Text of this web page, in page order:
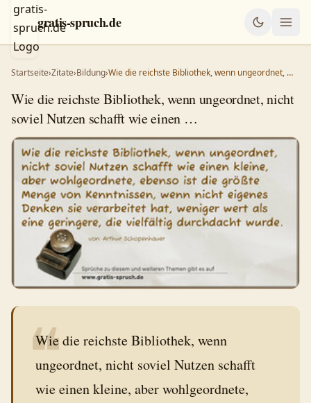
gratis-spruch.de
Startseite›Zitate›Bildung›Wie die reichste Bibliothek, wenn ungeordnet, …
Wie die reichste Bibliothek, wenn ungeordnet, nicht
soviel Nutzen schafft wie einen …
❝
Wie die reichste Bibliothek, wenn
ungeordnet, nicht soviel Nutzen schafft
wie einen kleine, aber wohlgeordnete,